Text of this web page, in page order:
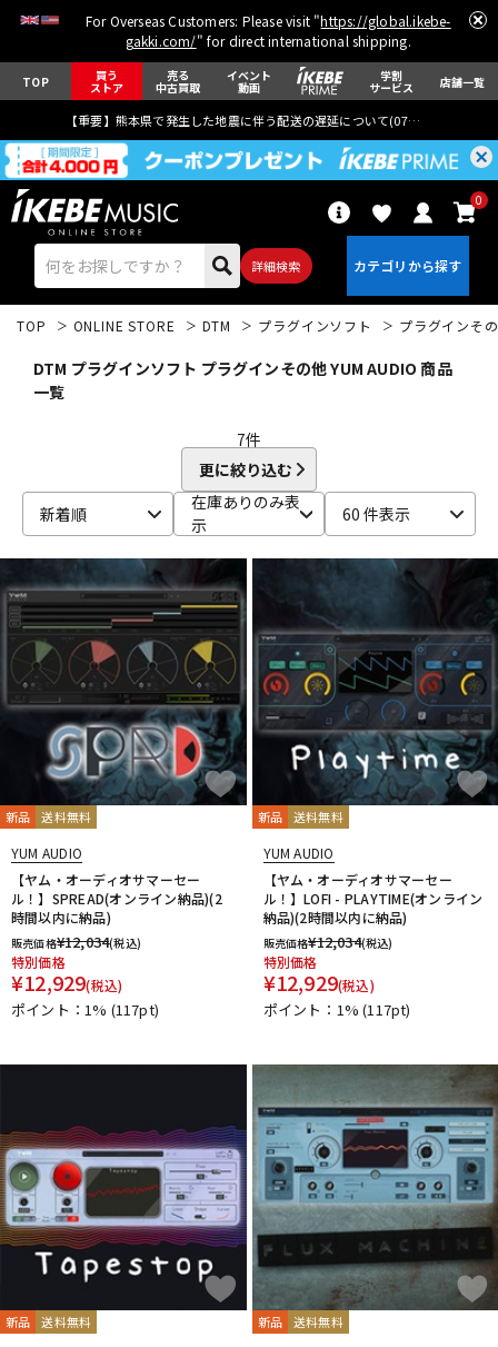
For Overseas Customers: Please visit "https://global.ikebe-
gakki.com/" for direct international shipping.
TOP 買う
ストア
売る
中古買取
イベント
動画
学割
サービス 店舗一覧
【重要】熊本県で発生した地震に伴う配送の遅延について(07月29日
詳細検索
0
ベース ウクレレ
ドラム パーカッション
キーボード 電子ピアノ
管楽器 その他楽器
エフェクター
DJ機器
DTM オンライン納品 レコーディング機器
中古 ヴィンテージ
TOP ONLINE STORE DTM プラグインソフト プラグインそ
DTM プラグインソフト プラグインその他 YUM AUDIO 商品
一覧
7件
更に絞り込む
新着順
在庫ありのみ表
示
60 件表示
新品 送料無料
YUM AUDIO
【ヤム・オーディオサマーセー
ル！】SPREAD(オンライン納品)(2
時間以内に納品)
販売価格¥12,034(税込)
特別価格
¥12,929(税込)
ポイント：1% (117pt)
新品 送料無料
YUM AUDIO
【ヤム・オーディオサマーセー
ル！】LOFI - PLAYTIME(オンライン
納品)(2時間以内に納品)
販売価格¥12,034(税込)
特別価格
¥12,929(税込)
ポイント：1%(117pt)
新品 送料無料 新品 送料無料